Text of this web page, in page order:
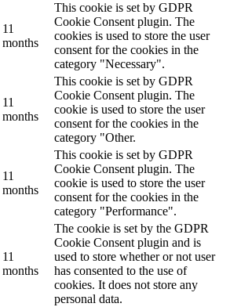
11
months
This cookie is set by GDPR
Cookie Consent plugin. The
cookies is used to store the user
consent for the cookies in the
category "Necessary".
11
months
This cookie is set by GDPR
Cookie Consent plugin. The
cookie is used to store the user
consent for the cookies in the
category "Other.
11
months
This cookie is set by GDPR
Cookie Consent plugin. The
cookie is used to store the user
consent for the cookies in the
category "Performance".
11
months
The cookie is set by the GDPR
Cookie Consent plugin and is
used to store whether or not user
has consented to the use of
cookies. It does not store any
personal data.